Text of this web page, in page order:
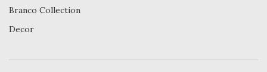
Branco Collection
Decor